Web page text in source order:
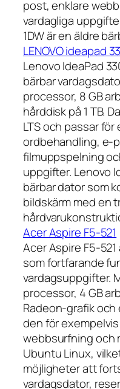
post, enklare
vardagliga
1DW är en äldre
LENOVO ideapad
Lenovo IdeaPad
bärbar
processor, 8 GB
hårddisk på 1 TB.
LTS och passar
ordbehandling, e-
filmuppspelning
uppgifter. Lenovo
bärbar dator som
bildskärm med en
Acer Aspire F5-521
Acer Aspire F5-
som fortfarande
vardagsuppgifter.
processor, 4 GB
Radeon-grafik och
den för
webbsurfning och
Ubuntu Linux,
möjligheter att
vardagsdator,